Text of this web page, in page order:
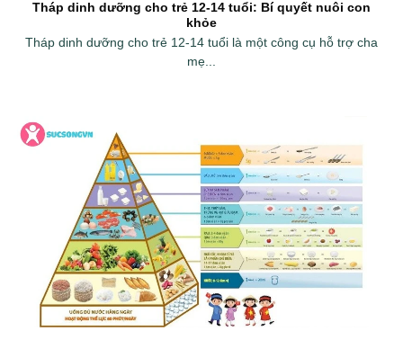
Tháp dinh dưỡng cho trẻ 12-14 tuổi: Bí quyết nuôi con
khỏe
Tháp dinh dưỡng cho trẻ 12-14 tuổi là một công cụ hỗ trợ cha
mẹ...